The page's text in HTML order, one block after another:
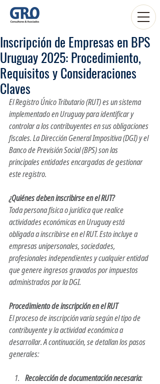
Inscripción de Empresas en BPS
Uruguay 2025: Procedimiento,
Requisitos y Consideraciones
Claves
El Registro Único Tributario (RUT) es un sistema
implementado en Uruguay para identificar y
controlar a los contribuyentes en sus obligaciones
fiscales. La Dirección General Impositiva (DGI) y el
Banco de Previsión Social (BPS) son las
principales entidades encargadas de gestionar
este registro.
¿Quiénes deben inscribirse en el RUT?
Toda persona física o jurídica que realice
actividades económicas en Uruguay está
obligada a inscribirse en el RUT. Esto incluye a
empresas unipersonales, sociedades,
profesionales independientes y cualquier entidad
que genere ingresos gravados por impuestos
administrados por la DGI.​
Procedimiento de inscripción en el RUT
El proceso de inscripción varía según el tipo de
contribuyente y la actividad económica a
desarrollar. A continuación, se detallan los pasos
generales:​
Recolección de documentación necesaria: